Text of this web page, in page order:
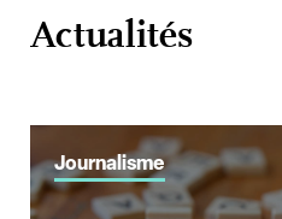
Actualités
Journalisme